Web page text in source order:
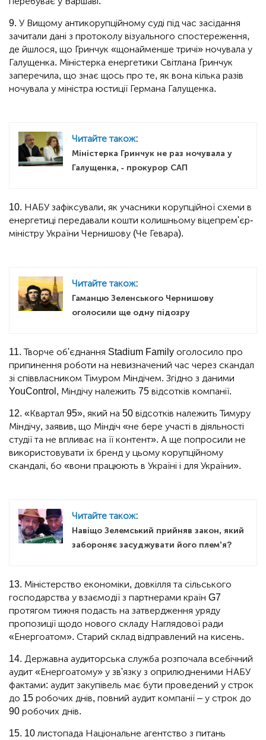
9. У Вищому антикорупційному суді під час засідання
зачитали дані з протоколу візуального спостереження,
де йшлося, що Гринчук «щонайменше тричі» ночувала у
Галущенка. Міністерка енергетики Світлана Гринчук
заперечила, що знає щось про те, як вона кілька разів
ночувала у міністра юстиції Германа Галущенка.
Читайте також:
Міністерка Гринчук не раз ночувала у
Галущенка, - прокурор САП
10. НАБУ зафіксували, як учасники корупційної схеми в
енергетиці передавали кошти колишньому віцепрем'єр-
міністру України Чернишову (Че Гевара).
Читайте також:
Гаманцю Зеленського Чернишову
оголосили ще одну підозру
11. Творче об'єднання Stadium Family оголосило про
припинення роботи на невизначений час через скандал
зі співвласником Тімуром Міндічем. Згідно з даними
YouControl, Міндічу належить 75 відсотків компанії.
12. «Квартал 95», який на 50 відсотків належить Тимуру
Міндічу, заявив, що Міндіч «не бере участі в діяльності
студії та не впливає на її контент». А ще попросили не
використовувати їх бренд у цьому корупційному
скандалі, бо «вони працюють в Україні і для України».
Читайте також:
Навіщо Зелемський прийняв закон, який
забороняє засуджувати його племʼя?
13. Міністерство економіки, довкілля та сільського
господарства у взаємодії з партнерами країн G7
протягом тижня подасть на затвердження уряду
пропозиції щодо нового складу Наглядової ради
«Енергоатом». Старий склад відправлений на кисень.
14. Державна аудиторська служба розпочала всебічний
аудит «Енергоатому» у зв'язку з оприлюдненими НАБУ
фактами: аудит закупівель має бути проведений у строк
до 15 робочих днів, повний аудит компанії – у строк до
90 робочих днів.
15. 10 листопада Національне агентство з питань